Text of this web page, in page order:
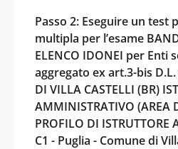
Passo 2: Eseguire un test
multipla per l’esame
ELENCO IDONEI per
aggregato ex art.3-bis
DI VILLA CASTELLI (BR)
AMMINISTRATIVO (AREA
PROFILO DI ISTRUTTORE
C1 - Puglia - Comune di